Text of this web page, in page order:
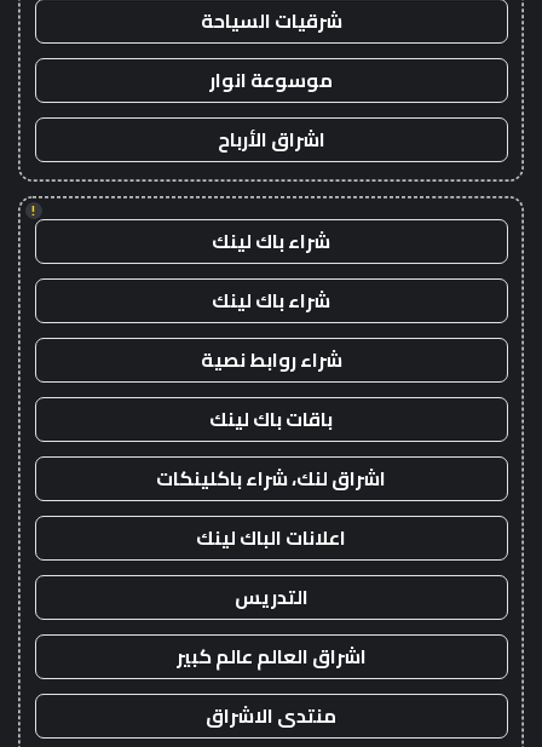
شرقيات السياحة
موسوعة انوار
اشراق الأرباح
!
شراء باك لينك
شراء باك لينك
شراء روابط نصية
باقات باك لينك
اشراق لنك، شراء باكلينكات
اعلانات الباك لينك
التدريس
اشراق العالم عالم كبير
منتدى الاشراق